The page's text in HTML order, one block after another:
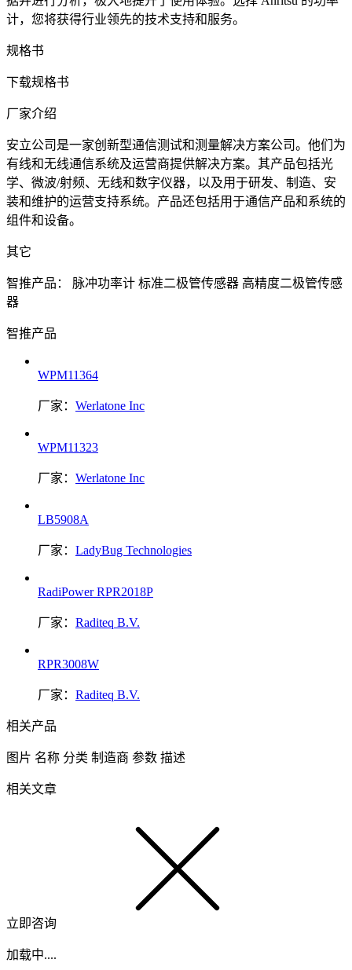
计，您将获得行业领先的技术支持和服务。
规格书
下载规格书
厂家介绍
安立公司是一家创新型通信测试和测量解决方案公司。他们为
有线和无线通信系统及运营商提供解决方案。其产品包括光
学、微波/射频、无线和数字仪器，以及用于研发、制造、安
装和维护的运营支持系统。产品还包括用于通信产品和系统的
组件和设备。
其它
智推产品： 脉冲功率计 标准二极管传感器 高精度二极管传感
器
智推产品
WPM11364
厂家： Werlatone Inc
WPM11323
厂家： Werlatone Inc
LB5908A
厂家： LadyBug Technologies
RadiPower RPR2018P
厂家： Raditeq B.V.
RPR3008W
厂家： Raditeq B.V.
相关产品
图片 名称 分类 制造商 参数 描述
相关文章
立即咨询
加载中....